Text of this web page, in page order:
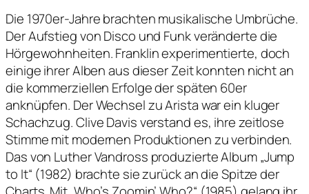
Die 1970er-Jahre brachten musikalische Umbrüche.
Der Aufstieg von Disco und Funk veränderte die
Hörgewohnheiten. Franklin experimentierte, doch
einige ihrer Alben aus dieser Zeit konnten nicht an
die kommerziellen Erfolge der späten 60er
anknüpfen. Der Wechsel zu Arista war ein kluger
Schachzug. Clive Davis verstand es, ihre zeitlose
Stimme mit modernen Produktionen zu verbinden.
Das von Luther Vandross produzierte Album „Jump
to It“ (1982) brachte sie zurück an die Spitze der